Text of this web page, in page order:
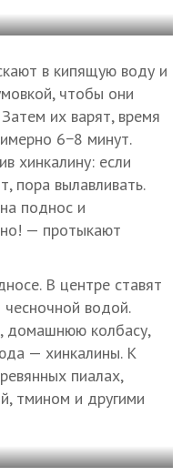
в кипящую воду и
чтобы они
их варят, время
6−8 минут.
хинкалину: если
пора вылавливать.
поднос и
— протыкают
В центре ставят
водой.
домашнюю колбасу,
— хинкалины. К
пиалах,
тмином и другими